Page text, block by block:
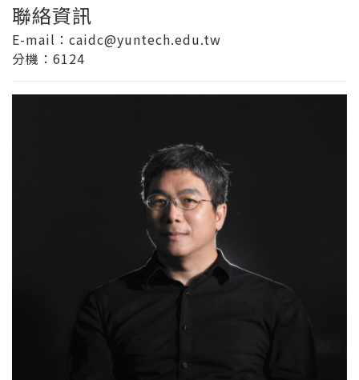
聯絡資訊
E-mail：caidc@yuntech.edu.tw
分機 ：6124